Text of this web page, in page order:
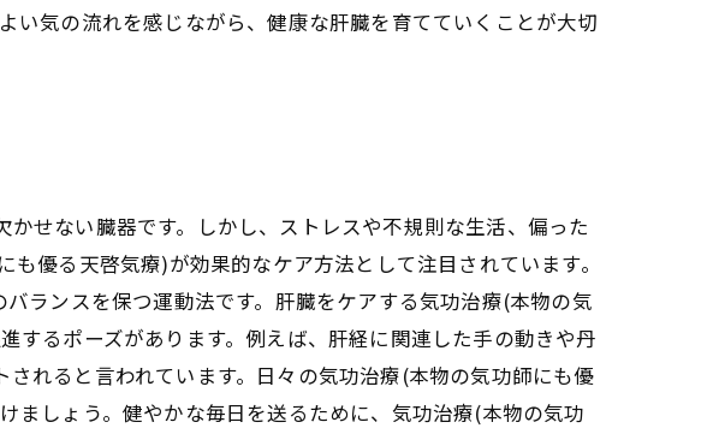
気の流れを感じながら、健康な肝臓を育てていくことが大切
せない臓器です。しかし、ストレスや不規則な生活、偏った
優る天啓気療)が効果的なケア方法として注目されています。
ランスを保つ運動法です。肝臓をケアする気功治療(本物の気
るポーズがあります。例えば、肝経に関連した手の動きや丹
れると言われています。日々の気功治療(本物の気功師にも優
ましょう。健やかな毎日を送るために、気功治療(本物の気功